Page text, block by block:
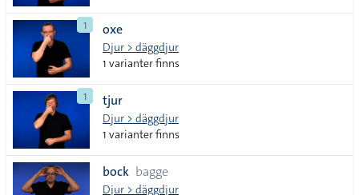
1 oxe
Djur > däggdjur
1 varianter finns
1 tjur
Djur > däggdjur
1 varianter finns
bock bagge
Djur > däggdjur